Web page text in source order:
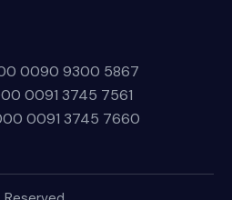
0090 9300 5867
0091 3745 7561
0091 3745 7660